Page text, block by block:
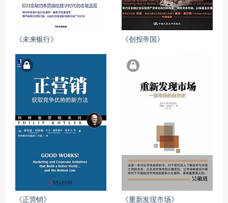
《未来银行》 《创投帝国》
《正营销》 《重新发现市场》